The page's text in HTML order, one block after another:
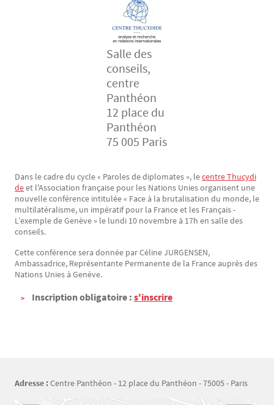
Salle des
conseils,
centre
Panthéon
12 place du
Panthéon
75 005 Paris
Texte
Dans le cadre du cycle « Paroles de diplomates », lecentre Thucydi
deet l'Association française pour les Nations Unies organisent une
nouvelle conférence intitulée « Face à la brutalisation du monde, le
multilatéralisme, un impératif pour la France et les Français -
L’exemple de Genève » le lundi 10 novembre à 17h en salle des
conseils.
Cette conférence sera donnée par Céline JURGENSEN,
Ambassadrice, Représentante Permanente de la France auprès des
Nations Unies à Genève.
Inscription obligatoire : s'inscrire
Adresse :Centre Panthéon - 12 place du Panthéon - 75005 - Paris